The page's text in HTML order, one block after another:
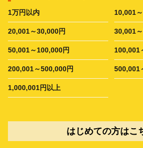
1万円以内 10,001
20,001～30,000円 30,001
50,001～100,000円 100,001
200,001～500,000円 500,001
1,000,001円以上
はじめての方はこ